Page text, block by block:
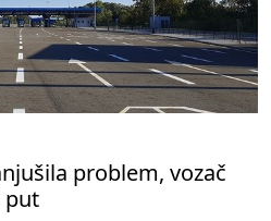
problem, vozač
put